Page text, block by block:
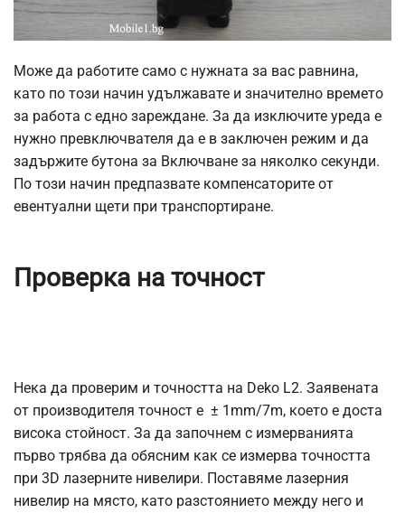
Може да работите само с нужната за вас равнина,
като по този начин удължавате и значително времето
за работа с едно зареждане. За да изключите уреда е
нужно превключвателя да е в заключен режим и да
задържите бутона за Включване за няколко секунди.
По този начин предпазвате компенсаторите от
евентуални щети при транспортиране.
Проверка на точност
Нека да проверим и точността на Deko L2. Заявената
от производителя точност е ± 1mm/7m, което е доста
висока стойност. За да започнем с измерванията
първо трябва да обясним как се измерва точността
при 3D лазерните нивелири. Поставяме лазерния
нивелир на място, като разстоянието между него и